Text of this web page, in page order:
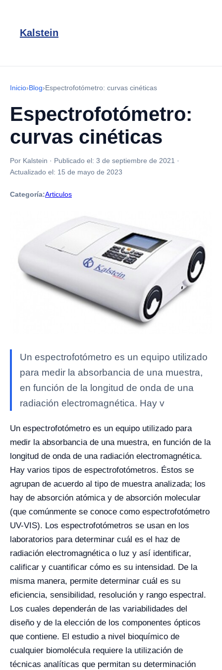
Kalstein
Inicio›Blog›Espectrofotómetro: curvas cinéticas
Espectrofotómetro:
curvas cinéticas
Por Kalstein · Publicado el: 3 de septiembre de 2021 ·
Actualizado el: 15 de mayo de 2023
Categoría:Articulos
Un espectrofotómetro es un equipo utilizado
para medir la absorbancia de una muestra,
en función de la longitud de onda de una
radiación electromagnética. Hay v
Un espectrofotómetro es un equipo utilizado para
medir la absorbancia de una muestra, en función de la
longitud de onda de una radiación electromagnética.
Hay varios tipos de espectrofotómetros. Éstos se
agrupan de acuerdo al tipo de muestra analizada; los
hay de absorción atómica y de absorción molecular
(que comúnmente se conoce como espectrofotómetro
UV-VIS). Los espectrofotómetros se usan en los
laboratorios para determinar cuál es el haz de
radiación electromagnética o luz y así identificar,
calificar y cuantificar cómo es su intensidad. De la
misma manera, permite determinar cuál es su
eficiencia, sensibilidad, resolución y rango espectral.
Los cuales dependerán de las variabilidades del
diseño y de la elección de los componentes ópticos
que contiene. El estudio a nivel bioquímico de
cualquier biomolécula requiere la utilización de
técnicas analíticas que permitan su determinación